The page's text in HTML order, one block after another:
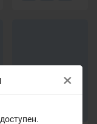
×